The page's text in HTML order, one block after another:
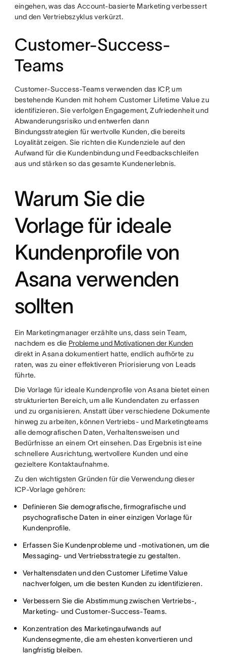
eingehen, was das Account-basierte Marketing verbessert
und den Vertriebszyklus verkürzt.
Customer-Success-
Teams
Customer-Success-Teams verwenden das ICP, um
bestehende Kunden mit hohem Customer Lifetime Value zu
identifizieren. Sie verfolgen Engagement, Zufriedenheit und
Abwanderungsrisiko und entwerfen dann
Bindungsstrategien für wertvolle Kunden, die bereits
Loyalität zeigen. Sie richten die Kundenziele auf den
Aufwand für die Kundenbindung und Feedbackschleifen
aus und stärken so das gesamte Kundenerlebnis.
Warum Sie die
Vorlage für ideale
Kundenprofile von
Asana verwenden
sollten
Ein Marketingmanager erzählte uns, dass sein Team,
nachdem es die Probleme und Motivationen der Kunden
direkt in Asana dokumentiert hatte, endlich aufhörte zu
raten, was zu einer effektiveren Priorisierung von Leads
führte.
Die Vorlage für ideale Kundenprofile von Asana bietet einen
strukturierten Bereich, um alle Kundendaten zu erfassen
und zu organisieren. Anstatt über verschiedene Dokumente
hinweg zu arbeiten, können Vertriebs- und Marketingteams
alle demografischen Daten, Verhaltensweisen und
Bedürfnisse an einem Ort einsehen. Das Ergebnis ist eine
schnellere Ausrichtung, wertvollere Kunden und eine
gezieltere Kontaktaufnahme.
Zu den wichtigsten Gründen für die Verwendung dieser
ICP-Vorlage gehören:
Definieren Sie demografische, firmografische und
psychografische Daten in einer einzigen Vorlage für
Kundenprofile.
Erfassen Sie Kundenprobleme und -motivationen, um die
Messaging- und Vertriebsstrategie zu gestalten.
Verhaltensdaten und den Customer Lifetime Value
nachverfolgen, um die besten Kunden zu identifizieren.
Verbessern Sie die Abstimmung zwischen Vertriebs-,
Marketing- und Customer-Success-Teams.
Konzentration des Marketingaufwands auf
Kundensegmente, die am ehesten konvertieren und
langfristig bleiben.